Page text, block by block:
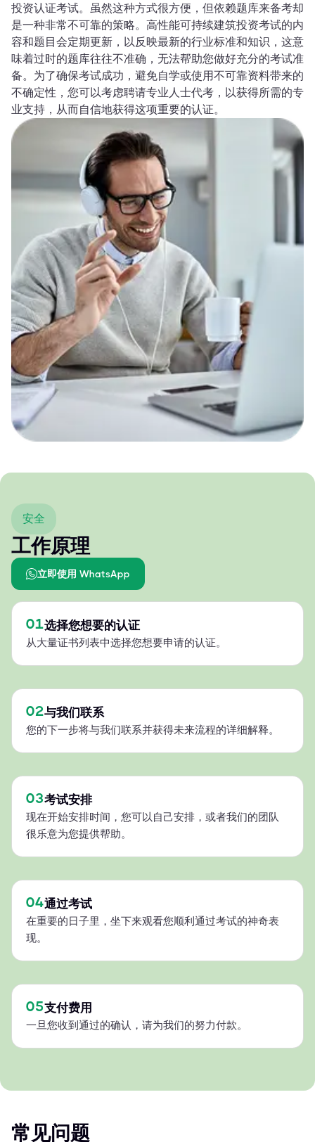
投资认证考试。虽然这种方式很方便，但依赖题库来备考却
是一种非常不可靠的策略。高性能可持续建筑投资考试的内
容和题目会定期更新，以反映最新的行业标准和知识，这意
味着过时的题库往往不准确，无法帮助您做好充分的考试准
备。为了确保考试成功，避免自学或使用不可靠资料带来的
不确定性，您可以考虑聘请专业人士代考，以获得所需的专
业支持，从而自信地获得这项重要的认证。
安全
工作原理
立即使用 WhatsApp
01选择您想要的认证
从大量证书列表中选择您想要申请的认证。
02与我们联系
您的下一步将与我们联系并获得未来流程的详细解释。
03考试安排
现在开始安排时间，您可以自己安排，或者我们的团队
很乐意为您提供帮助。
04通过考试
在重要的日子里，坐下来观看您顺利通过考试的神奇表
现。
05支付费用
一旦您收到通过的确认，请为我们的努力付款。
常见问题